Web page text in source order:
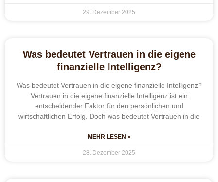
29. Dezember 2025
Was bedeutet Vertrauen in die eigene
finanzielle Intelligenz?
Was bedeutet Vertrauen in die eigene finanzielle Intelligenz?
Vertrauen in die eigene finanzielle Intelligenz ist ein
entscheidender Faktor für den persönlichen und
wirtschaftlichen Erfolg. Doch was bedeutet Vertrauen in die
MEHR LESEN »
28. Dezember 2025